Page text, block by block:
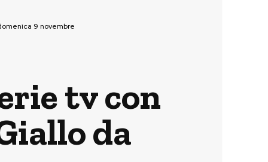
9 novembre
tv con
da